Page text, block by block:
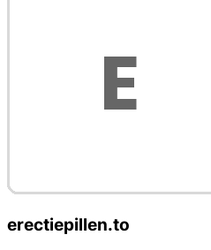
erectiepillen.to